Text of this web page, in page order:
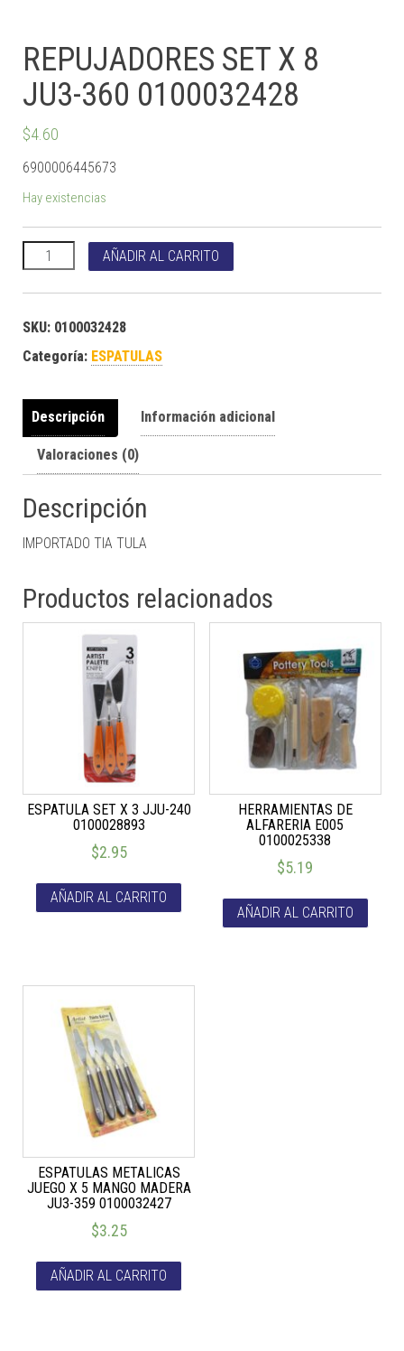
REPUJADORES SET X 8
JU3-360 0100032428
$4.60
6900006445673
Hay existencias
REPUJADORES SET X 8 JU3-360 0100032428 cantidad
AÑADIR AL CARRITO
SKU: 0100032428
Categoría: ESPATULAS
Descripción Información adicional
Valoraciones (0)
Descripción
IMPORTADO TIA TULA
Productos relacionados
ESPATULA SET X 3 JJU-240
0100028893
$2.95
AÑADIR AL CARRITO
HERRAMIENTAS DE
ALFARERIA E005
0100025338
$5.19
AÑADIR AL CARRITO
ESPATULAS METALICAS
JUEGO X 5 MANGO MADERA
JU3-359 0100032427
$3.25
AÑADIR AL CARRITO